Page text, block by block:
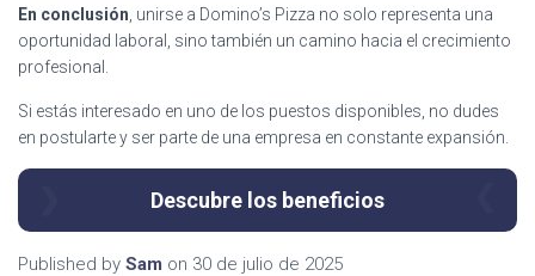
En conclusión , unirse a Domino’s Pizza no solo representa una
oportunidad laboral, sino también un camino hacia el crecimiento
profesional.
Si estás interesado en uno de los puestos disponibles, no dudes
en postularte y ser parte de una empresa en constante expansión.
Descubre los beneficios
Published by Sam on 30 de julio de 2025